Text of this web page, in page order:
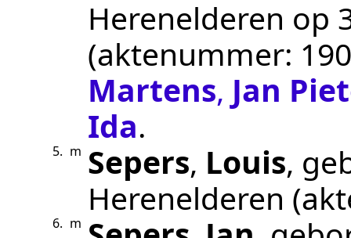
Herenelderen op
(aktenummer:
Martens, Jan
Ida.
5. m Sepers, Louis,
Herenelderen
6. m